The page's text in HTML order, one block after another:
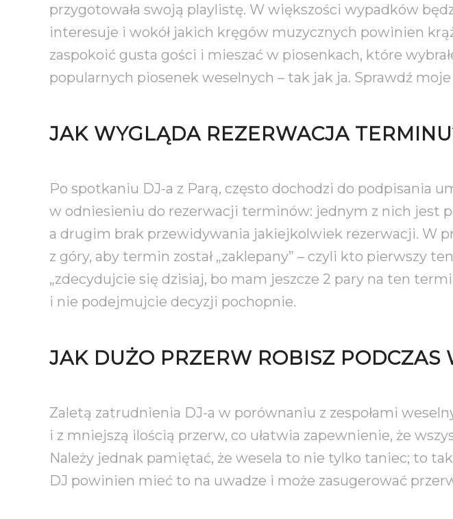
przygotowała swoją playlistę. W większości wypadków
interesuje i wokół jakich kręgów muzycznych powinien
zaspokoić gusta gości i mieszać w piosenkach, które
popularnych piosenek weselnych – tak jak ja. Sprawdź
JAK WYGLĄDA REZERWACJA
Po spotkaniu DJ-a z Parą, często dochodzi do podpisania
w odniesieniu do rezerwacji terminów: jednym z nich jest
a drugim brak przewidywania jakiejkolwiek rezerwacji. W
z góry, aby termin został „zaklepany” – czyli kto pierwszy
„zdecydujcie się dzisiaj, bo mam jeszcze 2 pary na ten
i nie podejmujcie decyzji pochopnie.
JAK DUŻO PRZERW ROBISZ PODCZAS
Zaletą zatrudnienia DJ-a w porównaniu z zespołami
i z mniejszą ilością przerw, co ułatwia zapewnienie, że
Należy jednak pamiętać, że wesela to nie tylko taniec; to
DJ powinien mieć to na uwadze i może zasugerować